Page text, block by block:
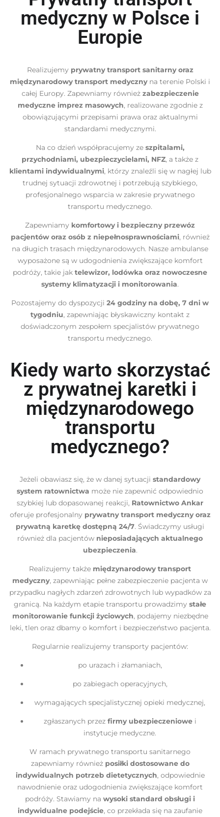
medyczny w Polsce i
Europie
Realizujemy prywatny transport sanitarny oraz
międzynarodowy transport medycznyna terenie Polski i
całej Europy. Zapewniamy również zabezpieczenie
medyczne imprez masowych, realizowane zgodnie z
obowiązującymi przepisami prawa oraz aktualnymi
standardami medycznymi.
Na co dzień współpracujemy ze szpitalami,
przychodniami, ubezpieczycielami, NFZ, a także z
klientami indywidualnymi, którzy znaleźli się w nagłej lub
trudnej sytuacji zdrowotnej i potrzebują szybkiego,
profesjonalnego wsparcia w zakresie prywatnego
transportu medycznego.
Zapewniamy komfortowy i bezpieczny przewóz
pacjentów oraz osób z niepełnosprawnościami, również
na długich trasach międzynarodowych. Nasze ambulanse
wyposażone są w udogodnienia zwiększające komfort
podróży, takie jak telewizor, lodówka oraz nowoczesne
systemy klimatyzacji i monitorowania.
Pozostajemy do dyspozycji 24 godziny na dobę, 7 dni w
tygodniu, zapewniając błyskawiczny kontakt z
doświadczonym zespołem specjalistów prywatnego
transportu medycznego.
Kiedy warto skorzystać
z prywatnej karetki i
międzynarodowego
transportu
medycznego?
Jeżeli obawiasz się, że w danej sytuacji standardowy
system ratownictwa może nie zapewnić odpowiednio
szybkiej lub dopasowanej reakcji, Ratownictwo Ankar
oferuje profesjonalny prywatny transport medyczny oraz
prywatną karetkę dostępną 24/7. Świadczymy usługi
również dla pacjentów nieposiadających aktualnego
ubezpieczenia.
Realizujemy także międzynarodowy transport
medyczny, zapewniając pełne zabezpieczenie pacjenta w
przypadku nagłych zdarzeń zdrowotnych lub wypadków za
granicą. Na każdym etapie transportu prowadzimy stałe
monitorowanie funkcji życiowych, podajemy niezbędne
leki, tlen oraz dbamy o komfort i bezpieczeństwo pacjenta.
Regularnie realizujemy transporty pacjentów:
po urazach i złamaniach,
po zabiegach operacyjnych,
wymagających specjalistycznej opieki medycznej,
zgłaszanych przez firmy ubezpieczeniowei
instytucje medyczne.
W ramach prywatnego transportu sanitarnego
zapewniamy również posiłki dostosowane do
indywidualnych potrzeb dietetycznych, odpowiednie
nawodnienie oraz udogodnienia zwiększające komfort
podróży. Stawiamy na wysoki standard obsługi i
indywidualne podejście, co przekłada się na zaufanie